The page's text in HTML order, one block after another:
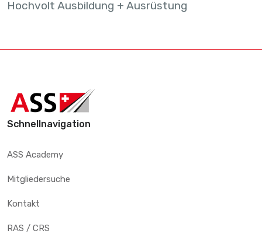
Hochvolt Ausbildung + Ausrüstung
Schnellnavigation
ASS Academy
Mitgliedersuche
Kontakt
RAS / CRS